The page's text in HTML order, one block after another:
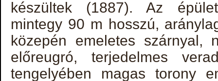
készültek (1887). Az
mintegy 90 m hosszú,
közepén emeletes szárnyal,
előreugró, terjedelmes
tengelyében magas torony